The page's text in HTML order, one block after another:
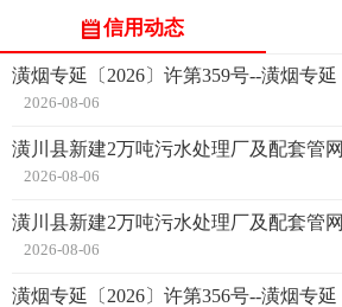
信用动态
潢烟专延〔2026〕许第359号--潢烟专
2026-08-06
2026-08-06
2026-08-06
潢烟专延〔2026〕许第356号--潢烟专